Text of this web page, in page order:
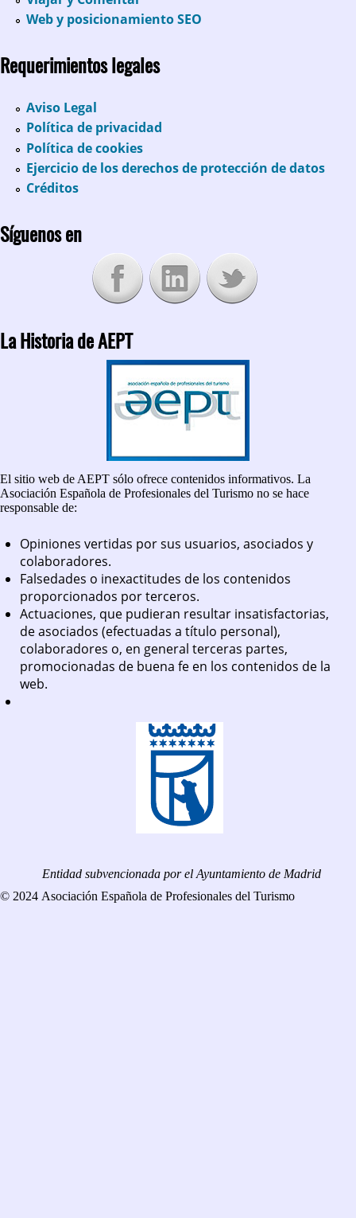
Web y posicionamiento SEO
Requerimientos legales
Aviso Legal
Política de privacidad
Política de cookies
Ejercicio de los derechos de protección de datos
Créditos
Síguenos en
La Historia de AEPT
El sitio web de AEPT sólo ofrece contenidos informativos. La
Asociación Española de Profesionales del Turismo no se hace
responsable de:
Opiniones vertidas por sus usuarios, asociados y
colaboradores.
Falsedades o inexactitudes de los contenidos
proporcionados por terceros.
Actuaciones, que pudieran resultar insatisfactorias,
de asociados (efectuadas a título personal),
colaboradores o, en general terceras partes,
promocionadas de buena fe en los contenidos de la
web.
Entidad subvencionada por el Ayuntamiento de Madrid
© 2024 Asociación Española de Profesionales del Turismo